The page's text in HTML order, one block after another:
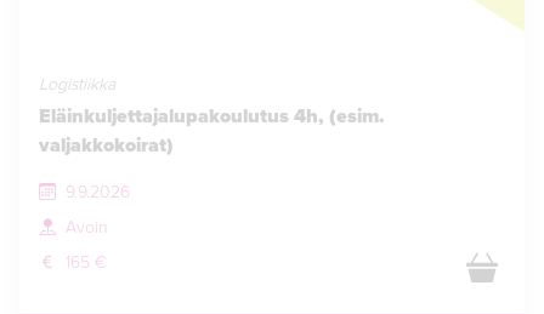
Logistiikka
Eläinkuljettajalupakoulutus 4h, (esim.
valjakkokoirat)
9.9.2026
Avoin
165 €